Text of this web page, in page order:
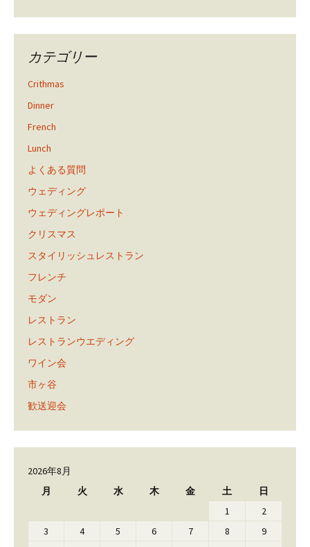
カテゴリー
Crithmas
Dinner
French
Lunch
よくある質問
ウェディング
ウェディングレポート
クリスマス
スタイリッシュレストラン
フレンチ
モダン
レストラン
レストランウエディング
ワイン会
市ヶ谷
歓送迎会
2026年8月
月
火 水 木 金 土
日
1
2
3
4 5 6 7 8
9